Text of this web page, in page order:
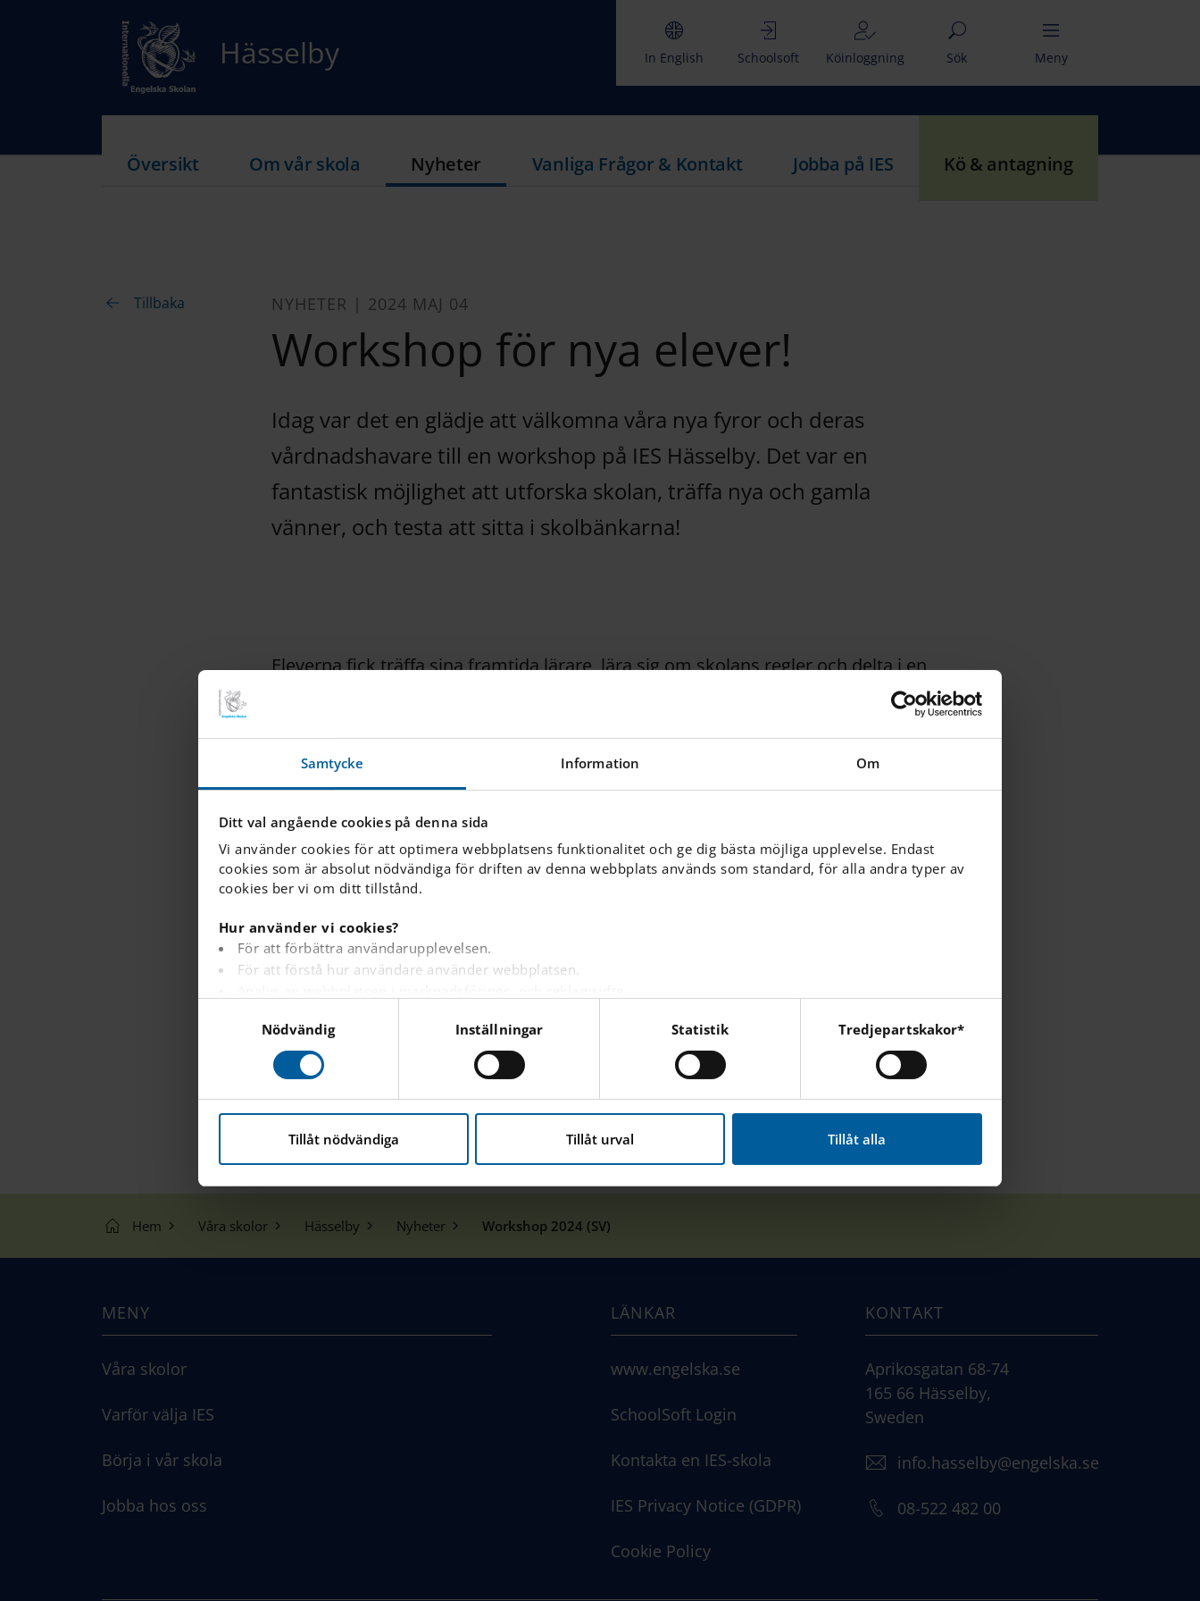
Samtycke Information Om
Ditt val angående cookies på denna sida
Vi använder cookies för att optimera webbplatsens funktionalitet och ge dig bästa möjliga upplevelse. Endast
cookies som är absolut nödvändiga för driften av denna webbplats används som standard, för alla andra typer av
cookies ber vi om ditt tillstånd.
Hur använder vi cookies?
För att förbättra användarupplevelsen.
För att förstå hur användare använder webbplatsen.
För att spåra om en besökare är inloggad eller inte.
För att tillhandahålla inbäddat innehåll från tredjepartsleverantörer som Google, Facebook, Instagram och
YouTube.
Du kan läsa mer om hur denna webbplats hanterar dina personuppgifterhär.
s
a
Nödvändig Inställningar Statistik Tredjepartskakor*
Tillåt nödvändiga Tillåt urval Tillåt alla
Hässelby In English Schoolsoft Köinloggning Sök Meny
Översikt Om vår skola Nyheter Vanliga Frågor & Kontakt Jobba på IES Kö & antagning
Tillbaka NYHETER | 2024 MAJ 04
Workshop för nya elever!
Idag var det en glädje att välkomna våra nya fyror och deras
vårdnadshavare till en workshop på IES Hässelby. Det var en
fantastisk möjlighet att utforska skolan, träffa nya och gamla
vänner, och testa att sitta i skolbänkarna!
Eleverna fick träffa sina framtida lärare, lära sig om skolans regler och delta i en
Vi avslutade dagen med fika i solen. Ett stort tack till alla som kom och gjorde
Samling på skolgården.
Hem Våra skolor Hässelby Nyheter Workshop 2024 (SV)
MENY
Våra skolor
Varför välja IES
Börja i vår skola
Jobba hos oss
LÄNKAR
www.engelska.se
SchoolSoft Login
Kontakta en IES-skola
IES Privacy Notice (GDPR)
Cookie Policy
KONTAKT
Aprikosgatan 68-74
165 66 Hässelby,
Sweden
info.hasselby@engelska.se
08-522 482 00